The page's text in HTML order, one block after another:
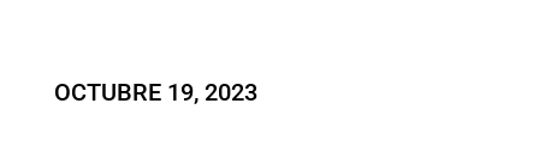
OCTUBRE 19, 2023